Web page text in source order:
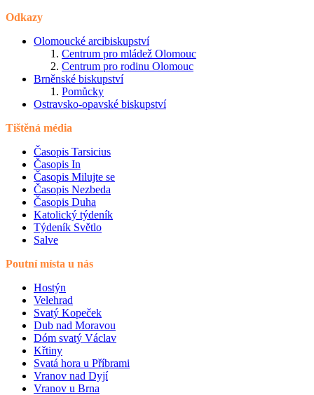
Odkazy
Olomoucké arcibiskupství
Centrum pro mládež Olomouc
Centrum pro rodinu Olomouc
Brněnské biskupství
Pomůcky
Ostravsko-opavské biskupství
Tištěná média
Časopis Tarsicius
Časopis In
Časopis Milujte se
Časopis Nezbeda
Časopis Duha
Katolický týdeník
Týdeník Světlo
Salve
Poutní místa u nás
Hostýn
Velehrad
Svatý Kopeček
Dub nad Moravou
Dóm svatý Václav
Křtiny
Svatá hora u Příbrami
Vranov nad Dyjí
Vranov u Brna